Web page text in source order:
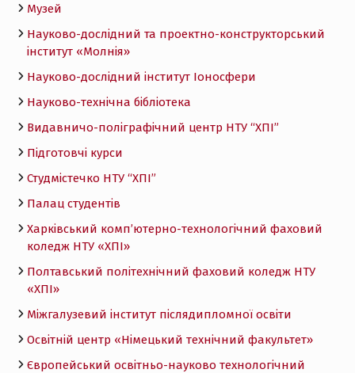
Музей
Науково-дослідний та проектно-конструкторський
інститут «Молнія»
Науково-дослідний інститут Іоносфери
Науково-технічна бібліотека
Видавничо-поліграфічний центр НТУ “ХПІ”
Підготовчі курси
Студмістечко НТУ “ХПІ”
Палац студентів
Харківський комп’ютерно-технологічний фаховий
коледж НТУ «ХПI»
Полтавський політехнічний фаховий коледж НТУ
«ХПI»
Міжгалузевий інститут післядипломної освіти
Освітній центр «Німецький технічний факультет»
Європейський освітньо-науково технологічний